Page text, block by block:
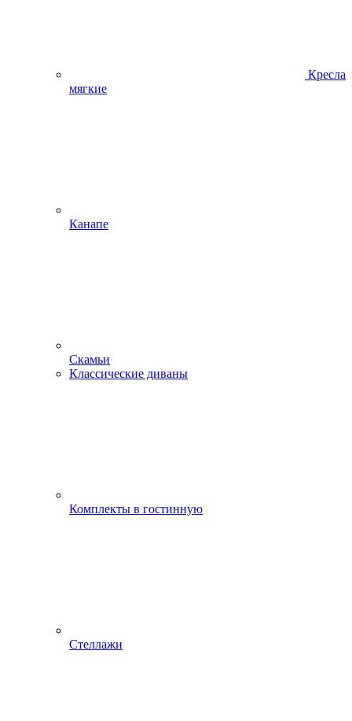
Кресла
мягкие
Канапе
Скамьи
Классические диваны
Комплекты в гостинную
Стеллажи